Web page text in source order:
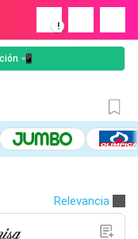
!
📲
Relevancia